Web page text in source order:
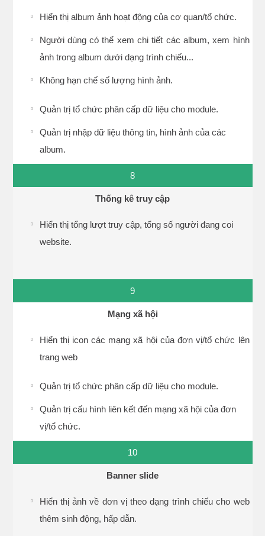
Hiển thị album ảnh hoạt động của cơ quan/tổ chức.
Người dùng có thể xem chi tiết các album, xem hình
ảnh trong album dưới dạng trình chiếu...
Không hạn chế số lượng hình ảnh.
Quản trị tổ chức phân cấp dữ liệu cho module.
Quản trị nhập dữ liệu thông tin, hình ảnh của các
album.
8
Thống kê truy cập
Hiển thị tổng lượt truy cập, tổng số người đang coi
website.
9
Mạng xã hội
Hiển thị icon các mạng xã hội của đơn vị/tổ chức lên
trang web
Quản trị tổ chức phân cấp dữ liệu cho module.
Quản trị cấu hình liên kết đến mạng xã hội của đơn
vị/tổ chức.
10
Banner slide
Hiển thị ảnh về đơn vị theo dạng trình chiếu cho web
thêm sinh động, hấp dẫn.